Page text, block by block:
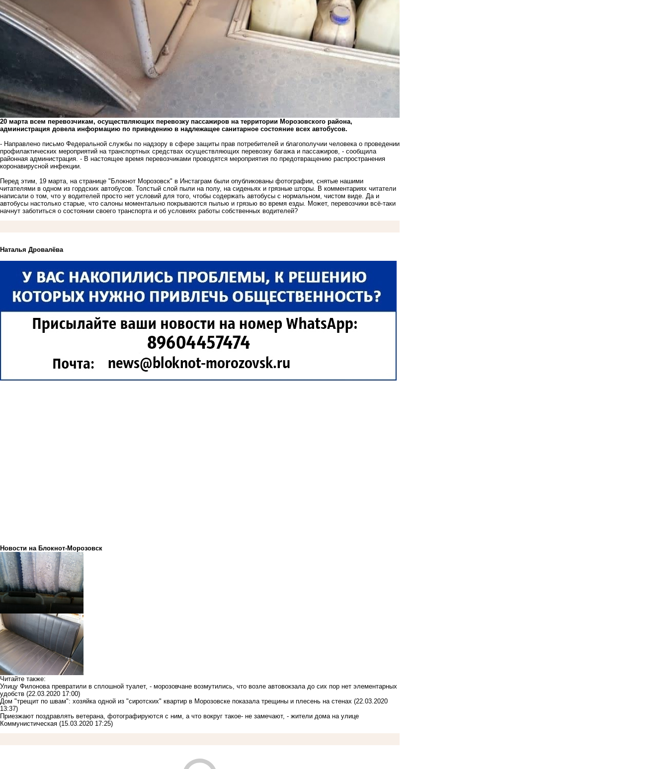
20 марта всем перевозчикам, осуществляющих перевозку пассажиров на территории Морозовского района,
администрация довела информацию по приведению в надлежащее санитарное состояние всех автобусов.
- Направлено письмо Федеральной службы по надзору в сфере защиты прав потребителей и благополучии человека о проведении
профилактических мероприятий на транспортных средствах осуществляющих перевозку багажа и пассажиров, - сообщила
районная администрация. - В настоящее время перевозчиками проводятся мероприятия по предотвращению распространения
коронавирусной инфекции.
Перед этим, 19 марта, на странице "Блокнот Морозовск" в Инстаграм были опубликованы фотографии, снятые нашими
читателями в одном из гордских автобусов. Толстый слой пыли на полу, на сиденьях и грязные шторы. В комментариях читатели
написали о том, что у водителей просто нет условий для того, чтобы содержать автобусы с нормальном, чистом виде. Да и
автобусы настолько старые, что салоны моментально покрываются пылью и грязью во время езды. Может, перевозчики всё-таки
начнут заботиться о состоянии своего транспорта и об условиях работы собственных водителей?
Наталья Дровалёва
Новости на Блoкнoт-Морозовск
Читайте также:
Улицу Филонова превратили в сплошной туалет, - морозовчане возмутились, что возле автовокзала до сих пор нет элементарных
удобств (22.03.2020 17:00)
Дом "трещит по швам": хозяйка одной из "сиротских" квартир в Морозовске показала трещины и плесень на стенах (22.03.2020
13:37)
Приезжают поздравлять ветерана, фотографируются с ним, а что вокруг такое- не замечают, - жители дома на улице
Коммунистическая (15.03.2020 17:25)